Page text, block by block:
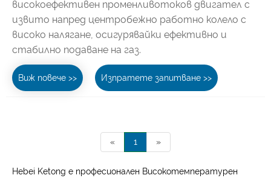
високоефективен променливотоков двигател с
извито напред центробежно работно колело с
високо налягане, осигурявайки ефективно и
стабилно подаване на газ.
Виж повече >> Изпратете запитване >>
« 1 »
Hebei Ketong е професионален Високотемпературен